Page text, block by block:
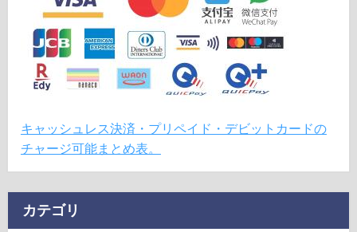
キャッシュレス決済・プリペイド・デビットカードの
チャージ可能まとめ表。
カテゴリ